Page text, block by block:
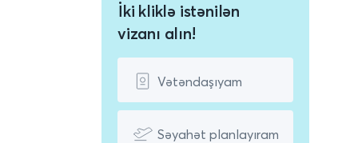
İki kliklə istənilən
vizanı alın!
Vətəndaşıyam
Səyahət planlayıram